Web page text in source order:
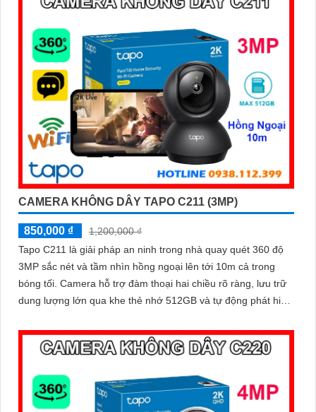
xe để Tin hơn an toàn và an ninh.
CAMERA KHÔNG DÂY TAPO C211 (3MP)
850,000 ₫
1,200,000 ₫
Tapo C211 là giải pháp an ninh trong nhà quay quét 360 độ
3MP sắc nét và tầm nhìn hồng ngoại lên tới 10m cả trong
bóng tối. Camera hỗ trợ đàm thoại hai chiều rõ ràng, lưu trữ
dung lượng lớn qua khe thẻ nhớ 512GB và tự động phát hiện